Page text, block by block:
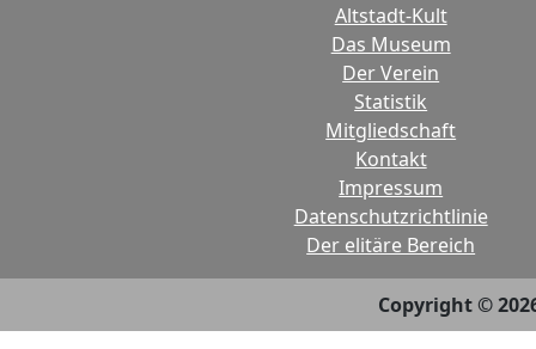
Altstadt-Kult
Das Museum
Der Verein
Statistik
Mitgliedschaft
Kontakt
Impressum
Datenschutzrichtlinie
Der elitäre Bereich
Copyright ©